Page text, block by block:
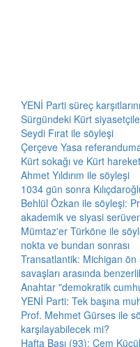
YENİ Parti süreç
Sürgündeki Kürt
Seydi Fırat ile söyleşi
Çerçeve Yasa
Kürt sokağı ve Kürt
Ahmet Yıldırım ile söyleşi
1034 gün sonra
Behlül Özkan ile söyleşi:
akademik ve siyasi
Mümtaz'er Türköne ile
nokta ve bundan sonrası
Transatlantik: Michigan
savaşları arasında
Anahtar "demokratik
YENİ Parti: Tek başına
Prof. Mehmet Gürses ile
karşılayabilecek mi?
Hafta Başı (93): Cem